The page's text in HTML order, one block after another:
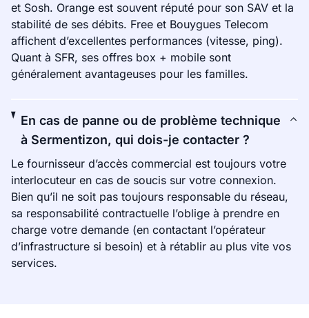
et Sosh. Orange est souvent réputé pour son SAV et la
stabilité de ses débits. Free et Bouygues Telecom
affichent d’excellentes performances (vitesse, ping).
Quant à SFR, ses offres box + mobile sont
généralement avantageuses pour les familles.
En cas de panne ou de problème technique
à Sermentizon, qui dois-je contacter ?
Le fournisseur d’accès commercial est toujours votre
interlocuteur en cas de soucis sur votre connexion.
Bien qu’il ne soit pas toujours responsable du réseau,
sa responsabilité contractuelle l’oblige à prendre en
charge votre demande (en contactant l’opérateur
d’infrastructure si besoin) et à rétablir au plus vite vos
services.